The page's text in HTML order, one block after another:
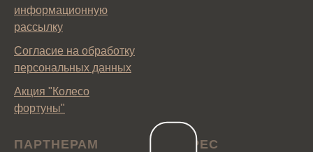
информационную
рассылку
Согласие на обработку
персональных данных
Акция "Колесо
фортуны"
ПАРТНЕРАМ АДРЕС